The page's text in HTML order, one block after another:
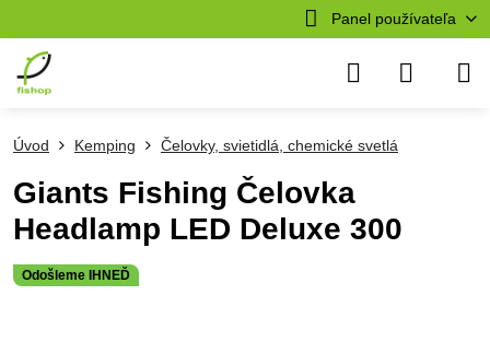
Panel používateľa
Odošleme IHNEĎ
Úvod Kemping Čelovky, svietidlá, chemické svetlá
Giants Fishing Čelovka
Headlamp LED Deluxe 300